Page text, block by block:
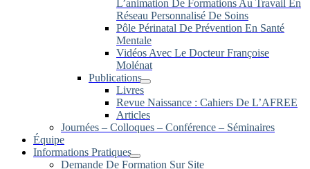
L’animation De Formations Au Travail En
Réseau Personnalisé De Soins
Pôle Périnatal De Prévention En Santé
Mentale
Vidéos Avec Le Docteur Françoise
Molénat
Publications
Livres
Revue Naissance : Cahiers De L’AFREE
Articles
Journées – Colloques – Conférence – Séminaires
Équipe
Informations Pratiques
Demande De Formation Sur Site